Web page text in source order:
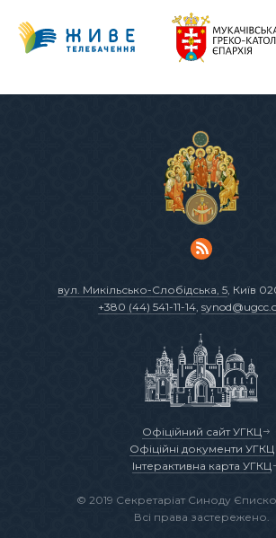
вул. Микільсько-Слобідська, 5, Київ
+380 (44) 541-11-14,
Офіційний сайт УГКЦ
Офіційні документи УГКЦ
Інтерактивна карта УГКЦ
© 2019 Секретаріат Синоду
Всі права застережено.